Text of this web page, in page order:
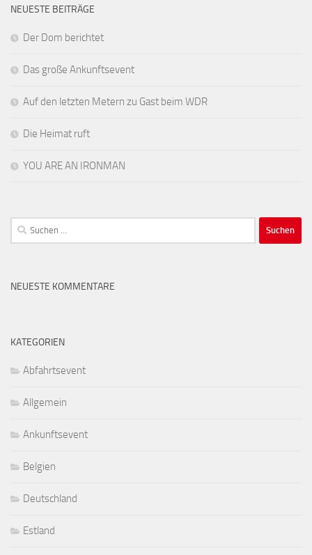
NEUESTE BEITRÄGE
Der Dom berichtet
Das große Ankunftsevent
Auf den letzten Metern zu Gast beim WDR
Die Heimat ruft
YOU ARE AN IRONMAN
Suchen
nach:
NEUESTE KOMMENTARE
KATEGORIEN
Abfahrtsevent
Allgemein
Ankunftsevent
Belgien
Deutschland
Estland